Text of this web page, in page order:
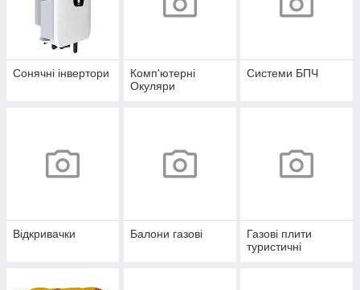
Сонячні інвертори
Комп'ютерні
Окуляри
Системи БПЧ
Відкривачки Балони газові
Газові плити
туристичні